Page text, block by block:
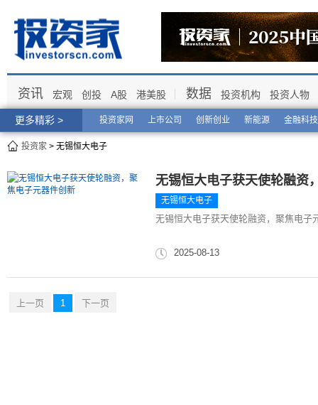
更多精彩 > 投资家网 上市公司 创新创业 新能源 金融科技
资讯 宏观 创投 A股 港美股 数据 投资机构 投资人物
投资家 > 无锡恒大电子
无锡恒大电子获天使轮融资
无锡恒大电子
无锡恒大电子获天使轮融资，聚焦电子
2025-08-13
上一页 1 下一页